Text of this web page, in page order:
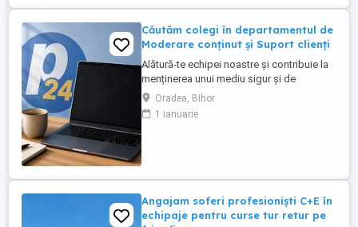
Căutăm colegi în departamentul de
Moderare conținut și Suport clienți
Alătură-te echipei noastre și contribuie la
menținerea unui mediu sigur și de
încredere pe platformele noastre de
anunțuri din România, Germania și
Ungaria. În funcție de experiența și
Oradea, Bihor
1 ianuarie
Angajam soferi profesioniști C+E în
echipaje pentru curse tur retur pe